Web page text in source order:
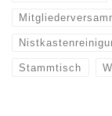
Stammtisch